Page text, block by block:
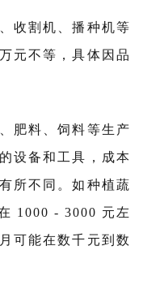
收割机、播种机等
元不等，具体因品
肥料、饲料等生产
设备和工具，成本
所不同。如种植蔬
1000 - 3000 元左
可能在数千元到数